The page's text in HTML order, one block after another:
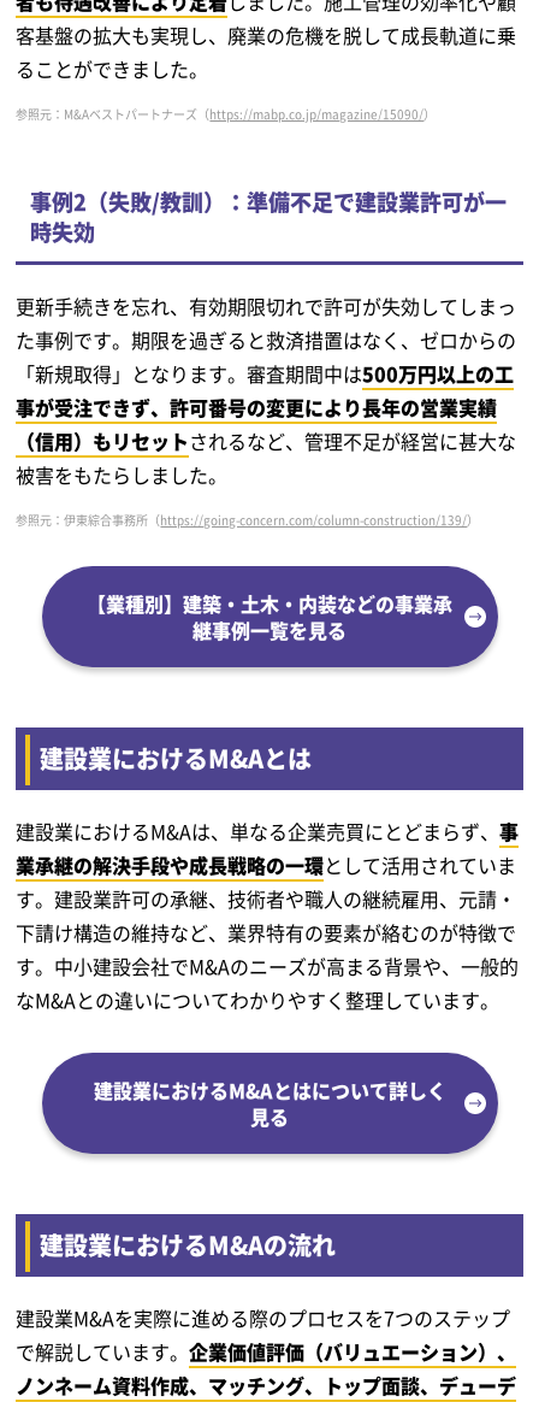
客基盤の拡大も実現し、廃業の危機を脱して成長軌道に乗
ることができました。
参照元：M&Aベストパートナーズ（https://mabp.co.jp/magazine/15090/）
事例2（失敗/教訓）：準備不足で建設業許可が一
時失効
更新手続きを忘れ、有効期限切れで許可が失効してしまっ
た事例です。期限を過ぎると救済措置はなく、ゼロからの
「新規取得」となります。審査期間中は500万円以上の工
事が受注できず、許可番号の変更により長年の営業実績
（信用）もリセットされるなど、管理不足が経営に甚大な
被害をもたらしました。
参照元：伊東綜合事務所（https://going-concern.com/column-construction/139/）
【業種別】建築・土木・内装などの事業承
継事例一覧を見る
建設業におけるM&Aとは
建設業におけるM&Aは、単なる企業売買にとどまらず、事
業承継の解決手段や成長戦略の一環として活用されていま
す。建設業許可の承継、技術者や職人の継続雇用、元請・
下請け構造の維持など、業界特有の要素が絡むのが特徴で
す。中小建設会社でM&Aのニーズが高まる背景や、一般的
なM&Aとの違いについてわかりやすく整理しています。
建設業におけるM&Aとはについて詳しく
見る
建設業におけるM&Aの流れ
建設業M&Aを実際に進める際のプロセスを7つのステップ
で解説しています。企業価値評価（バリュエーション）、
ノンネーム資料作成、マッチング、トップ面談、デューデ